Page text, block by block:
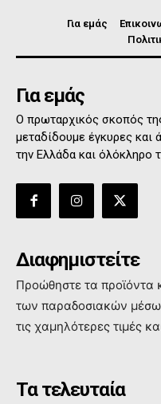
Για εμάς
Για εμάς
Ο πρωταρχικός σκοπός
μεταδίδουμε έγκυρες και
την Ελλάδα και όλόκληρο
Διαφημιστείτε
Προώθηστε τα προϊόντα
των παραδοσιακών
τις χαμηλότερες τιμές
Τα τελευταία